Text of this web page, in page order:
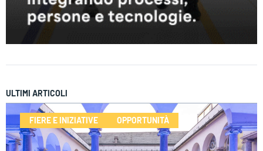
ULTIMI ARTICOLI
FIERE E INIZIATIVE OPPORTUNITÀ